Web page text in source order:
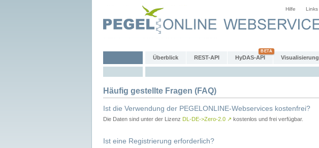
Hilfe Links
Überblick REST-API HyDAS-API Visualisierung
Häufig gestellte Fragen (FAQ)
Ist die Verwendung der PEGELONLINE-Webservices kostenfrei?
Die Daten sind unter der Lizenz DL-DE->Zero-2.0 ↗ kostenlos und frei verfügbar.
Ist eine Registrierung erforderlich?